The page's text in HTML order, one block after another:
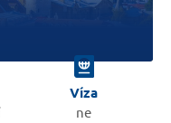
Víza
ne